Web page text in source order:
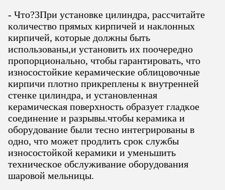
- Что?3При установке цилиндра, рассчитайте
количество прямых кирпичей и наклонных
кирпичей, которые должны быть
использованы,и установить их поочередно
пропорционально, чтобы гарантировать, что
износостойкие керамические облицовочные
кирпичи плотно прикреплены к внутренней
стенке цилиндра, и установленная
керамическая поверхность образует гладкое
соединение и разрывы.чтобы керамика и
оборудование были тесно интегрированы в
одно, что может продлить срок службы
износостойкой керамики и уменьшить
техническое обслуживание оборудования
шаровой мельницы.